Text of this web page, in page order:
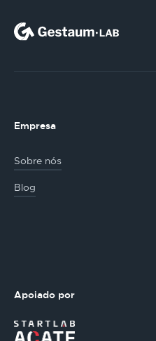
Empresa
Sobre nós
Blog
Apoiado por